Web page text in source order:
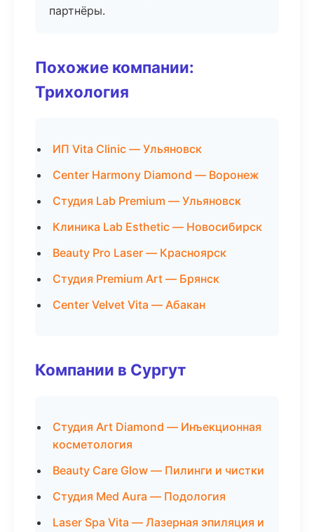
партнёры.
Похожие компании:
Трихология
ИП Vita Clinic — Ульяновск
Center Harmony Diamond — Воронеж
Студия Lab Premium — Ульяновск
Клиника Lab Esthetic — Новосибирск
Beauty Pro Laser — Красноярск
Студия Premium Art — Брянск
Center Velvet Vita — Абакан
Компании в Сургут
Студия Art Diamond — Инъекционная
косметология
Beauty Care Glow — Пилинги и чистки
Студия Med Aura — Подология
Laser Spa Vita — Лазерная эпиляция и